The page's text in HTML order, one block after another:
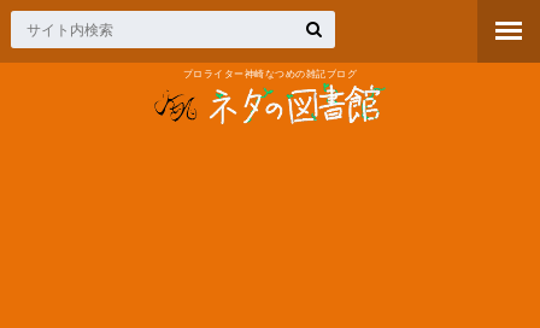
プロライター神崎なつめの雑記ブログ